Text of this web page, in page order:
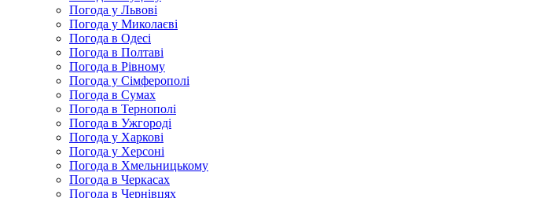
Погода у Львові
Погода у Миколаєві
Погода в Одесі
Погода в Полтаві
Погода в Рівному
Погода у Сімферополі
Погода в Сумах
Погода в Тернополі
Погода в Ужгороді
Погода у Харкові
Погода у Херсоні
Погода в Хмельницькому
Погода в Черкасах
Погода в Чернівцях